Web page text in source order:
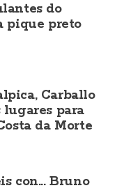
do
pique preto
Carballo
lugares para
da Morte
con... Bruno